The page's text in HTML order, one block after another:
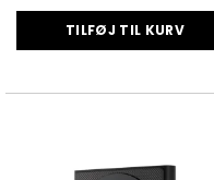
TILFØJ TIL KURV